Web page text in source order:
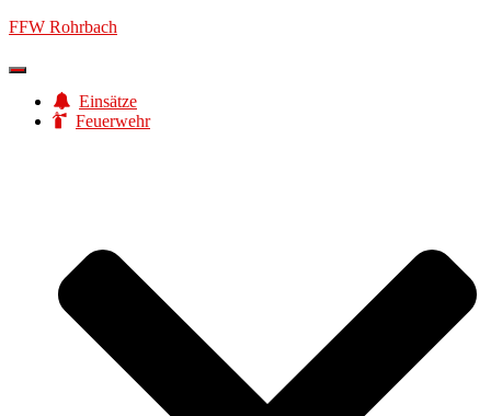
FFW Rohrbach
Navigation
umschaltenEinsätze
Feuerwehr